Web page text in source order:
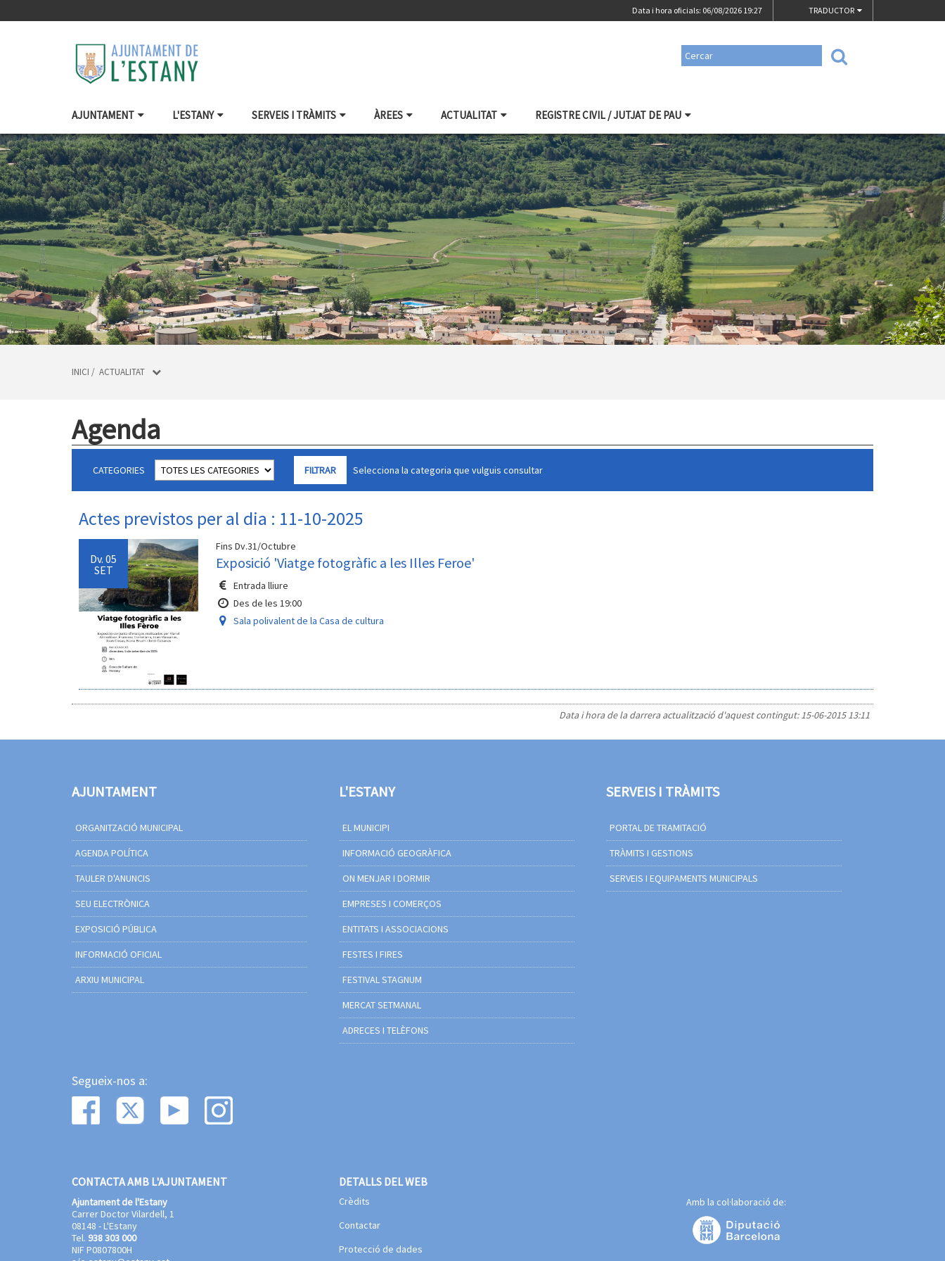
Data i hora oficials: 06/08/2026 19:27 TRADUCTOR
AJUNTAMENT L'ESTANY SERVEIS I TRÀMITS ÀREES ACTUALITAT REGISTRE CIVIL / JUTJAT DE PAU
INICI / ACTUALITAT
Agenda
CATEGORIES Selecciona la categoria que vulguis consultar
Actes previstos per al dia : 11-10-2025
Dv. 05
SET
Fins Dv.31/Octubre
Exposició 'Viatge fotogràfic a les Illes Feroe'
Entrada lliure
Des de les 19:00
Sala polivalent de la Casa de cultura
Data i hora de la darrera actualització d'aquest contingut: 15-06-2015 13:11
AJUNTAMENT
ORGANITZACIÓ MUNICIPAL
AGENDA POLÍTICA
TAULER D'ANUNCIS
SEU ELECTRÒNICA
EXPOSICIÓ PÚBLICA
INFORMACIÓ OFICIAL
ARXIU MUNICIPAL
L'ESTANY
EL MUNICIPI
INFORMACIÓ GEOGRÀFICA
ON MENJAR I DORMIR
EMPRESES I COMERÇOS
ENTITATS I ASSOCIACIONS
FESTES I FIRES
FESTIVAL STAGNUM
MERCAT SETMANAL
ADRECES I TELÈFONS
SERVEIS I TRÀMITS
PORTAL DE TRAMITACIÓ
TRÀMITS I GESTIONS
SERVEIS I EQUIPAMENTS MUNICIPALS
Segueix-nos a:
CONTACTA AMB L'AJUNTAMENT
Ajuntament de l'Estany
Carrer Doctor Vilardell, 1
08148 - L'Estany
Tel. 938 303 000
NIF P0807800H
DETALLS DEL WEB
Crèdits
Contactar
Protecció de dades
Amb la col·laboració de: